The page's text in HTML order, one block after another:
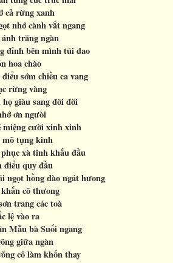
cả rừng xanh
nhớ cành vắt ngang
trăng ngàn
đỉnh bên mình túi dao
hoa chào
sớm chiều ca vang
rừng vàng
giàu sang đời đời
ơn ngưòi
miệng cười xinh xinh
tụng kinh
xà tinh khấu đầu
điểu quy đầu
ngọt hồng đào ngát hưong
cô thưong
trang các toà
lệ vào ra
Mẫu bà Suối ngang
giữa ngàn
cô làm khốn thay